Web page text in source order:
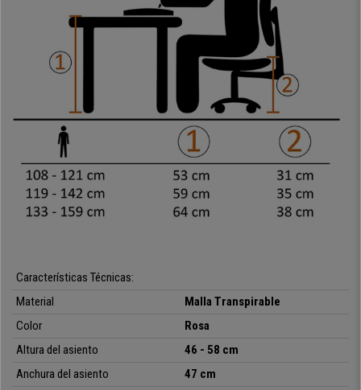
150€ en otras tiendas. En Ofisillas te la ofrecemos al
mejor precio y con
la máxima garantía y tranquilidad. ¡Aprovecha esta oportunidad y dale a
• Diseño ergonómico, muy cómoda
•Tapizada en malla transpirable
Elegante base en acero cromado
Calidad excelente, muy estable
Ruedas para suelos alfombrados
Disponible en varios colores
Características Técnicas:
Material
Malla Transpirable
Color
Rosa
Altura del asiento
46 - 58 cm
Anchura del asiento
47 cm